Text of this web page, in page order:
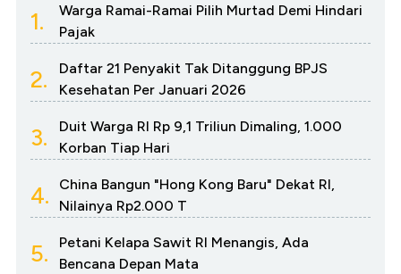
1.
Warga Ramai-Ramai Pilih Murtad Demi Hindari
Pajak
2.
Daftar 21 Penyakit Tak Ditanggung BPJS
Kesehatan Per Januari 2026
3.
Duit Warga RI Rp 9,1 Triliun Dimaling, 1.000
Korban Tiap Hari
4.
China Bangun "Hong Kong Baru" Dekat RI,
Nilainya Rp2.000 T
5.
Petani Kelapa Sawit RI Menangis, Ada
Bencana Depan Mata